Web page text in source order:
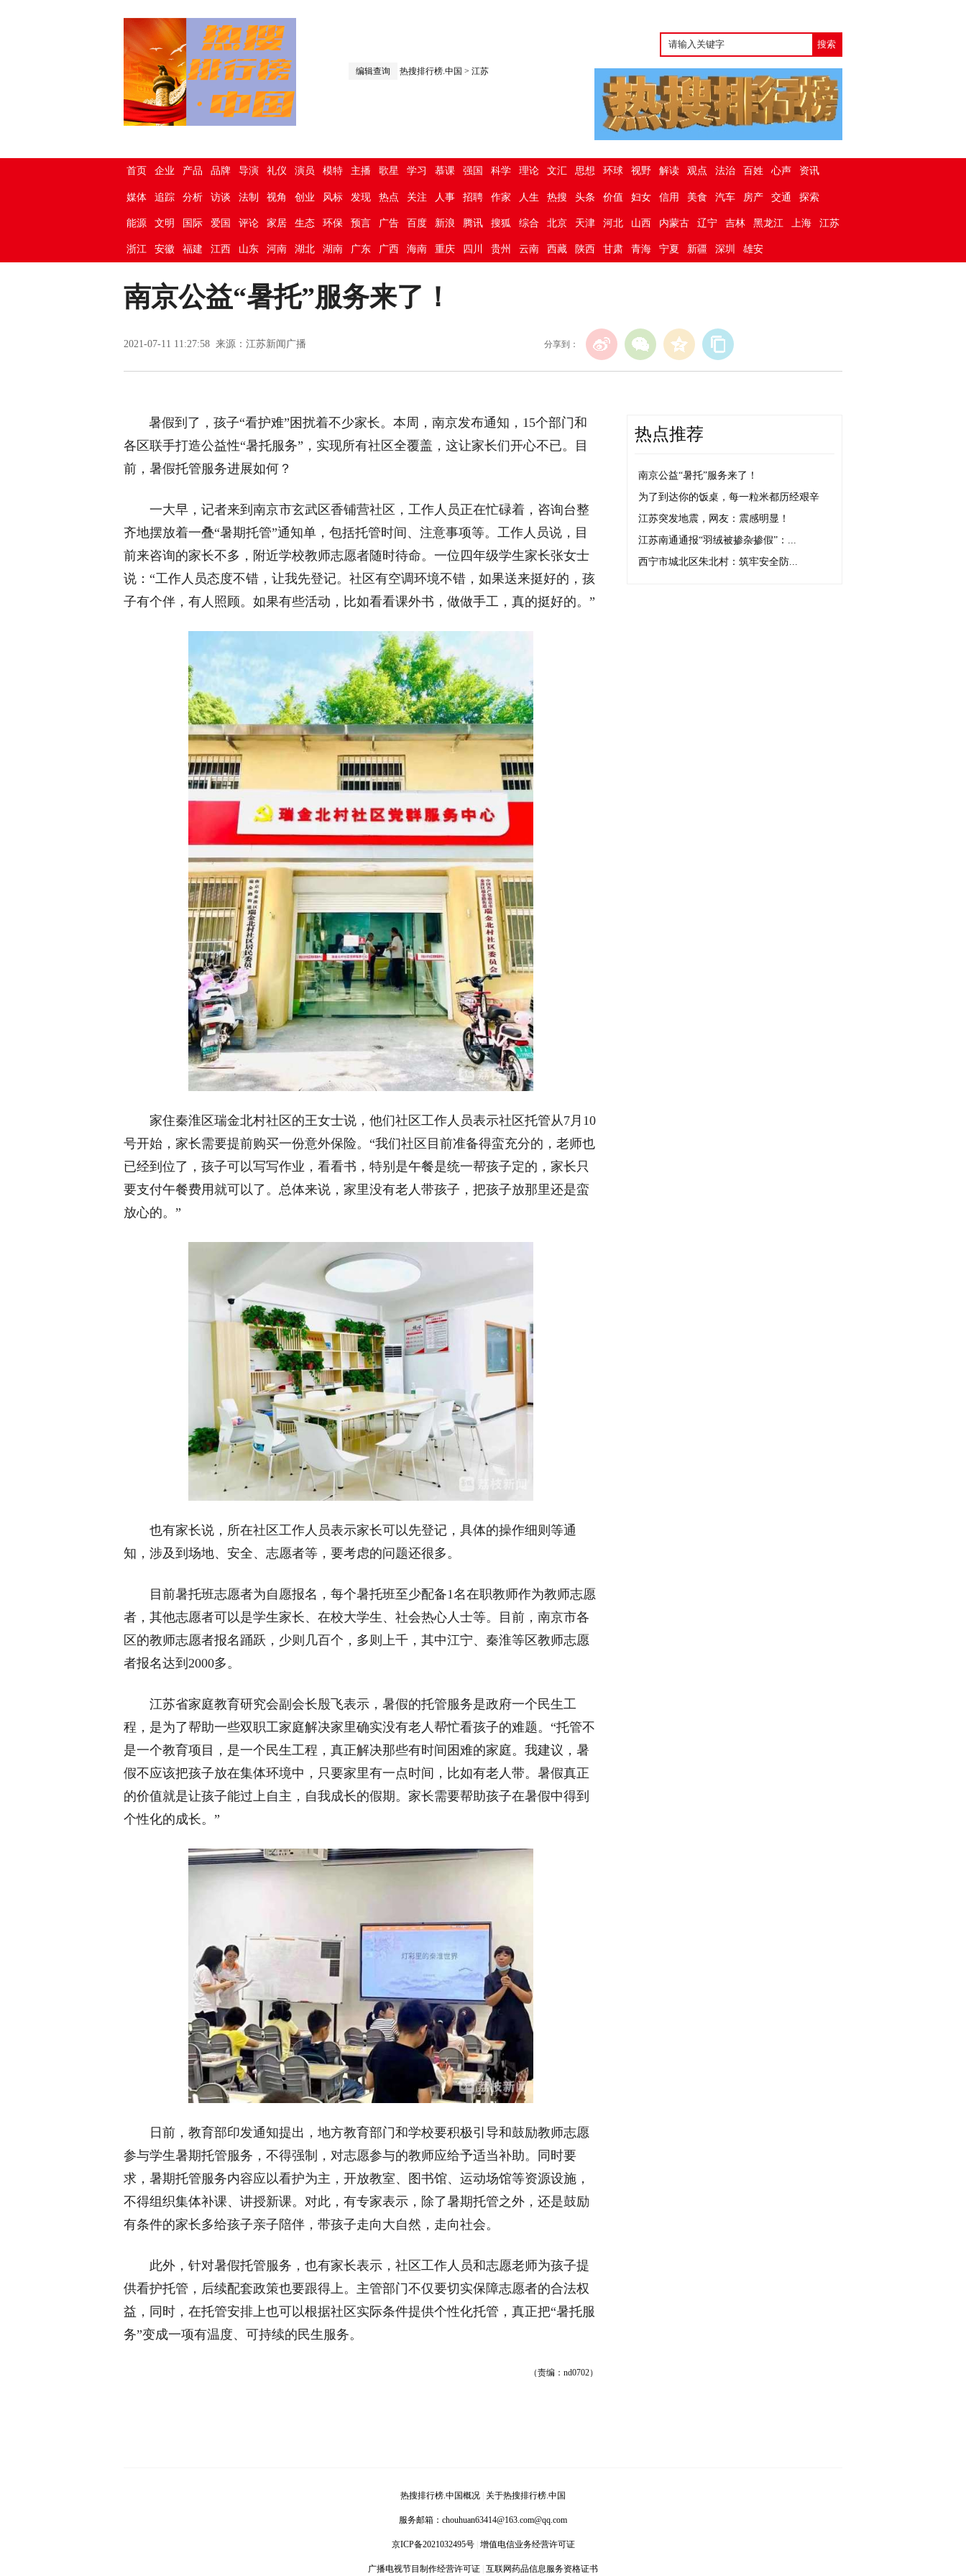
编辑查询 热搜排行榜.中国 > 江苏
首页 企业 产品 品牌 导演 礼仪 演员 模特 主播 歌星 学习 慕课 强国 科学 理论 文汇 思想 环球 视野 解读 观点 法治 百姓 心声 资讯
媒体 追踪 分析 访谈 法制 视角 创业 风标 发现 热点 关注 人事 招聘 作家 人生 热搜 头条 价值 妇女 信用 美食 汽车 房产 交通 探索
能源 文明 国际 爱国 评论 家居 生态 环保 预言 广告 百度 新浪 腾讯 搜狐 综合 北京 天津 河北 山西 内蒙古 辽宁 吉林 黑龙江 上海 江苏
浙江 安徽 福建 江西 山东 河南 湖北 湖南 广东 广西 海南 重庆 四川 贵州 云南 西藏 陕西 甘肃 青海 宁夏 新疆 深圳 雄安
南京公益“暑托”服务来了！
2021-07-11 11:27:58 来源：江苏新闻广播 分享到：
暑假到了，孩子“看护难”困扰着不少家长。本周，南京发布通知，15个部门和
各区联手打造公益性“暑托服务”，实现所有社区全覆盖，这让家长们开心不已。目
前，暑假托管服务进展如何？
一大早，记者来到南京市玄武区香铺营社区，工作人员正在忙碌着，咨询台整
齐地摆放着一叠“暑期托管”通知单，包括托管时间、注意事项等。工作人员说，目
前来咨询的家长不多，附近学校教师志愿者随时待命。一位四年级学生家长张女士
说：“工作人员态度不错，让我先登记。社区有空调环境不错，如果送来挺好的，孩
子有个伴，有人照顾。如果有些活动，比如看看课外书，做做手工，真的挺好的。”
家住秦淮区瑞金北村社区的王女士说，他们社区工作人员表示社区托管从7月10
号开始，家长需要提前购买一份意外保险。“我们社区目前准备得蛮充分的，老师也
已经到位了，孩子可以写写作业，看看书，特别是午餐是统一帮孩子定的，家长只
要支付午餐费用就可以了。总体来说，家里没有老人带孩子，把孩子放那里还是蛮
放心的。”
也有家长说，所在社区工作人员表示家长可以先登记，具体的操作细则等通
知，涉及到场地、安全、志愿者等，要考虑的问题还很多。
目前暑托班志愿者为自愿报名，每个暑托班至少配备1名在职教师作为教师志愿
者，其他志愿者可以是学生家长、在校大学生、社会热心人士等。目前，南京市各
区的教师志愿者报名踊跃，少则几百个，多则上千，其中江宁、秦淮等区教师志愿
者报名达到2000多。
江苏省家庭教育研究会副会长殷飞表示，暑假的托管服务是政府一个民生工
程，是为了帮助一些双职工家庭解决家里确实没有老人帮忙看孩子的难题。“托管不
是一个教育项目，是一个民生工程，真正解决那些有时间困难的家庭。我建议，暑
假不应该把孩子放在集体环境中，只要家里有一点时间，比如有老人带。暑假真正
的价值就是让孩子能过上自主，自我成长的假期。家长需要帮助孩子在暑假中得到
个性化的成长。”
日前，教育部印发通知提出，地方教育部门和学校要积极引导和鼓励教师志愿
参与学生暑期托管服务，不得强制，对志愿参与的教师应给予适当补助。同时要
求，暑期托管服务内容应以看护为主，开放教室、图书馆、运动场馆等资源设施，
不得组织集体补课、讲授新课。对此，有专家表示，除了暑期托管之外，还是鼓励
有条件的家长多给孩子亲子陪伴，带孩子走向大自然，走向社会。
此外，针对暑假托管服务，也有家长表示，社区工作人员和志愿老师为孩子提
供看护托管，后续配套政策也要跟得上。主管部门不仅要切实保障志愿者的合法权
益，同时，在托管安排上也可以根据社区实际条件提供个性化托管，真正把“暑托服
务”变成一项有温度、可持续的民生服务。
（责编：nd0702）
热点推荐
南京公益“暑托”服务来了！
为了到达你的饭桌，每一粒米都历经艰辛
江苏突发地震，网友：震感明显！
江苏南通通报“羽绒被掺杂掺假”：...
西宁市城北区朱北村：筑牢安全防...
热搜排行榜.中国概况 关于热搜排行榜.中国
服务邮箱： chouhuan63414@163.com@qq.com
京ICP备2021032495号 增值电信业务经营许可证
广播电视节目制作经营许可证 互联网药品信息服务资格证书